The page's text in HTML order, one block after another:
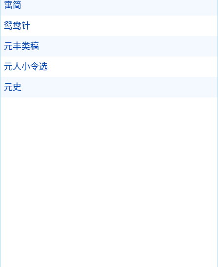
寓简
鸳鸯针
元丰类稿
元人小令选
元史